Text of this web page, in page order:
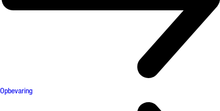
Opbevaring